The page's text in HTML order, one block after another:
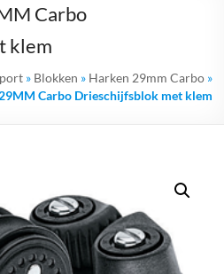
Carbo
klem
» Blokken » Harken 29mm Carbo»
Carbo Drieschijfsblok met klem